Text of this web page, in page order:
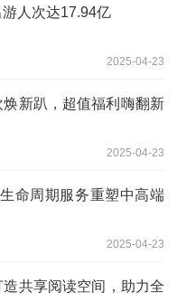
人次达17.94亿
2025-04-23
新趴，超值福利嗨翻新
2025-04-23
命周期服务重塑中高端
2025-04-23
共享阅读空间，助力全